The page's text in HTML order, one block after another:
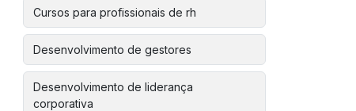
Cursos para profissionais de rh
Desenvolvimento de gestores
Desenvolvimento de liderança
corporativa